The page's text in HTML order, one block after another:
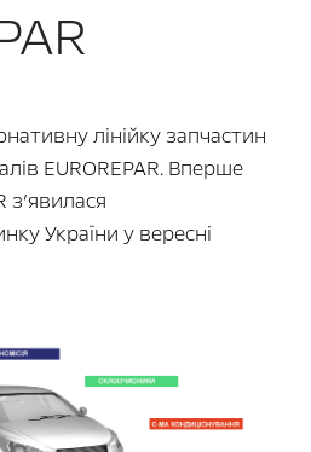
лінійку запчастин
EUROREPAR. Вперше
з’явилася
України у вересні